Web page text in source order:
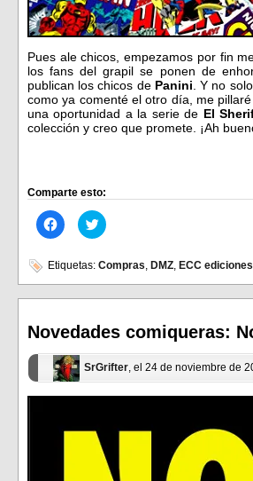
Pues ale chicos, empezamos por fin
los fans del grapil se ponen de
publican los chicos de Panini. Y no
como ya comenté el otro día, me
una oportunidad a la serie de El
colección y creo que promete. ¡Ah
Comparte esto:
Haz
clic
en
Facebook
(Se
abre
ventana
nueva)
Haz
clic
en
Twitter
(Se
abre
ventana
nueva)
Etiquetas: Compras, DMZ, ECC ediciones
Novedades comiqueras:
SrGrifter, el 24 de noviembre de